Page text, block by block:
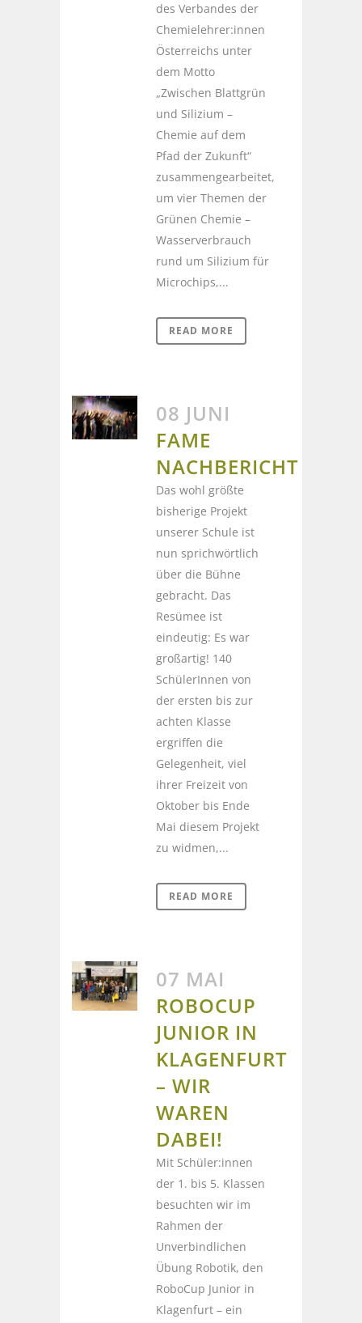
des Verbandes der
Chemielehrer:innen
Österreichs unter
dem Motto
„Zwischen Blattgrün
und Silizium –
Chemie auf dem
Pfad der Zukunft“
zusammengearbeitet,
um vier Themen der
Grünen Chemie –
Wasserverbrauch
rund um Silizium für
Microchips,...
READ MORE
08 JUNI
FAME
NACHBERICHT
Das wohl größte
bisherige Projekt
unserer Schule ist
nun sprichwörtlich
über die Bühne
gebracht. Das
Resümee ist
eindeutig: Es war
großartig! 140
SchülerInnen von
der ersten bis zur
achten Klasse
ergriffen die
Gelegenheit, viel
ihrer Freizeit von
Oktober bis Ende
Mai diesem Projekt
zu widmen,...
READ MORE
07 MAI
ROBOCUP
JUNIOR IN
KLAGENFURT
– WIR
WAREN
DABEI!
Mit Schüler:innen
der 1. bis 5. Klassen
besuchten wir im
Rahmen der
Unverbindlichen
Übung Robotik, den
RoboCup Junior in
Klagenfurt – ein